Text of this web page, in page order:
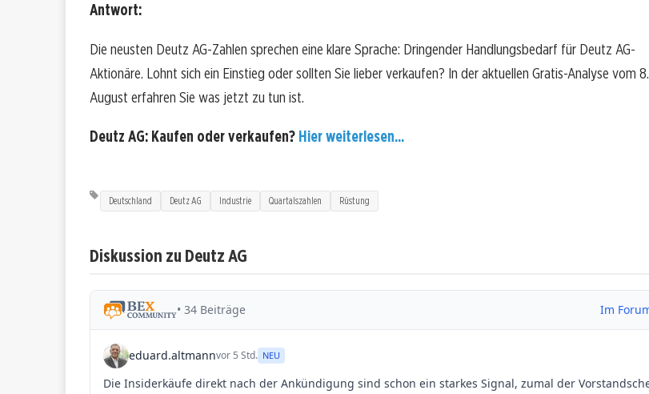
Antwort:
Die neusten Deutz AG-Zahlen sprechen eine klare Sprache: Dringender Handlungsbedarf für Deutz AG-
Aktionäre. Lohnt sich ein Einstieg oder sollten Sie lieber verkaufen? In der aktuellen Gratis-Analyse vom 8.
August erfahren Sie was jetzt zu tun ist.
Deutz AG: Kaufen oder verkaufen? Hier weiterlesen...
Deutschland Deutz AG Industrie Quartalszahlen Rüstung
Diskussion zu Deutz AG